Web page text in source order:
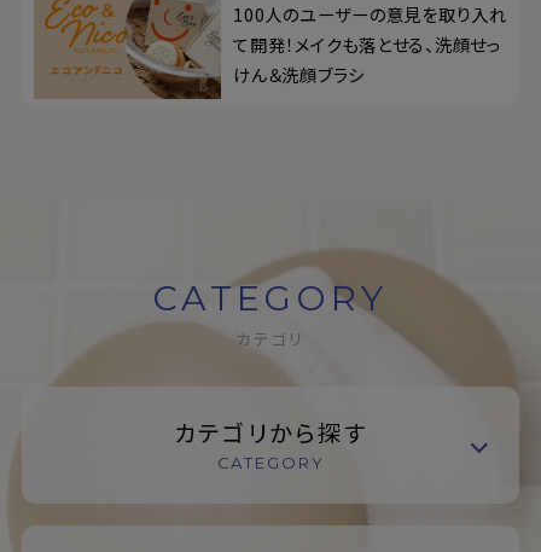
100人のユーザーの意見を取り入れ
て開発！メイクも落とせる、洗顔せっ
けん＆洗顔ブラシ
CATEGORY
カテゴリ
カテゴリから探す
CATEGORY